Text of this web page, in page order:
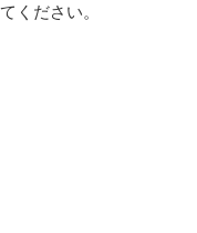
ください。